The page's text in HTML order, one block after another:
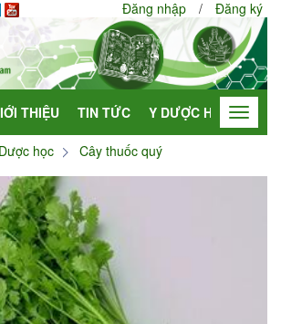
Đăng nhập / Đăng ký
THIỆU TIN TỨC Y DƯỢC HỌC Toggle
học Cây thuốc quý